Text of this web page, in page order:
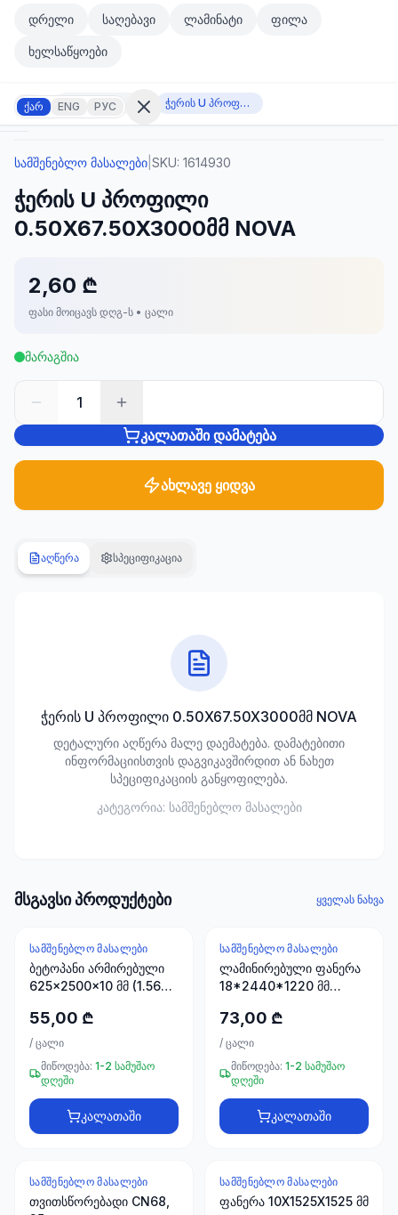
მთავარ კონტენტზე გადასვლა
მთავარ კონტენტზე გადასვლა
დრელი საღებავი ლამინატი ფილა
ხელსაწყოები
ქარ ENG РУС
შესვლა
არ
გაქვთ
ანგარიში?
რეგისტრაცია
ᲙᲐᲢᲔᲒᲝᲠᲘᲔᲑᲘ
ბაღი და
701
პროდუქტი
კლიმატური
ტექნიკა
107
პროდუქტი
ხელსაწყოები
30
სამაგრები
20
სახლი და
10
23
66
სამშენებლო მასალები ჭერის U პროფილი 0.50X67.50X3000მმ NOVA
სამშენებლო მასალები SKU: 1614930
ჭერის U პროფილი
0.50X67.50X3000მმ NOVA
2,60 ₾
ფასი მოიცავს დღგ-ს • ცალი
მარაგშია
1
კალათაში დამატება
ახლავე ყიდვა
აღწერა სპეციფიკაცია
ჭერის U პროფილი 0.50X67.50X3000მმ NOVA
დეტალური აღწერა მალე დაემატება. დამატებითი
ინფორმაციისთვის დაგვიკავშირდით ან ნახეთ
სპეციფიკაციის განყოფილება.
კატეგორია: სამშენებლო მასალები
მსგავსი პროდუქტები ყველას ნახვა
ᲡᲐᲛᲨᲔᲜᲔᲑᲚᲝ ᲛᲐᲡᲐᲚᲔᲑᲘ
ბეტოპანი არმირებული
625x2500x10 მმ (1.5625
55,00 ₾
/ ცალი
მიწოდება: 1-2 სამუშაო
დღეში
კალათაში
ᲡᲐᲛᲨᲔᲜᲔᲑᲚᲝ ᲛᲐᲡᲐᲚᲔᲑᲘ
ლამინირებული ფანერა
18*2440*1220 მმ
73,00 ₾
/ ცალი
მიწოდება: 1-2 სამუშაო
დღეში
კალათაში
ᲡᲐᲛᲨᲔᲜᲔᲑᲚᲝ ᲛᲐᲡᲐᲚᲔᲑᲘ
თვითსწორებადი CN68,
ᲡᲐᲛᲨᲔᲜᲔᲑᲚᲝ ᲛᲐᲡᲐᲚᲔᲑᲘ
ფანერა 10X1525X1525 მმ